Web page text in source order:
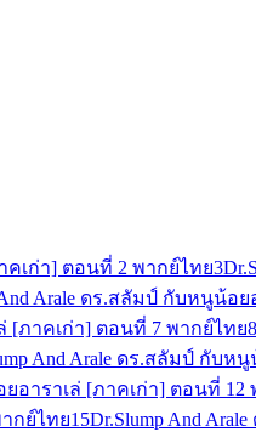
คเก่า] ตอนที่ 2 พากย์ไทย3
And Arale ดร.สลัมป์ กับหนูน้อ
[ภาคเก่า] ตอนที่ 7 พากย์ไทย8
And Arale ดร.สลัมป์ กับห
อาราเล่ [ภาคเก่า] ตอนที่ 12
กย์ไทย15Dr.Slump And